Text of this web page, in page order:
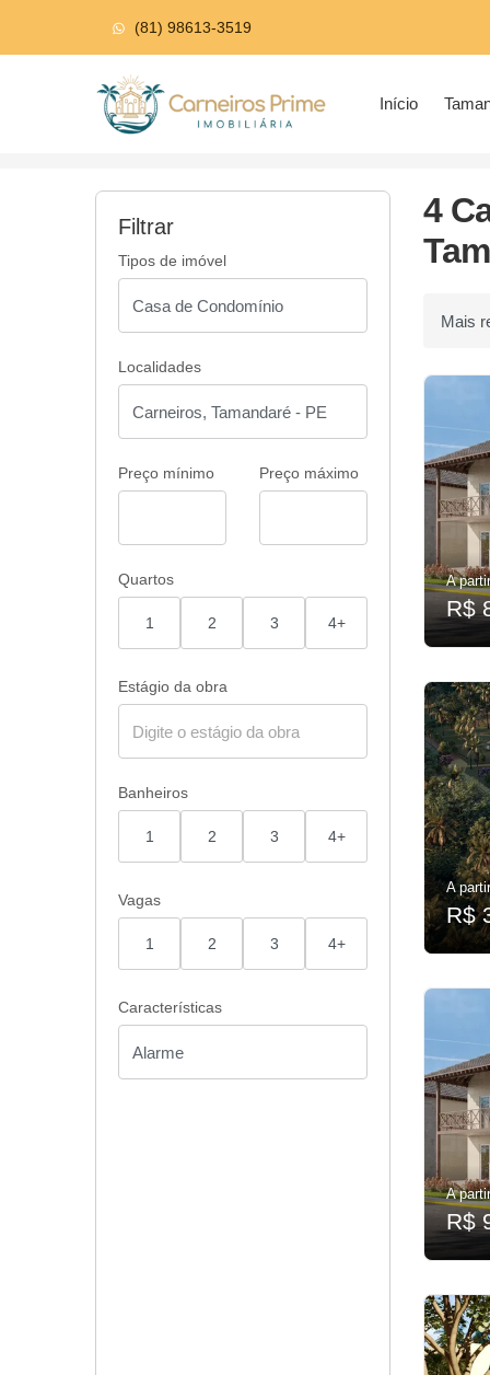
(81) 98613-3519
Página inicial
Início
Filtrar
Tipos de imóvel
Localidades
Preço mínimo Preço máximo
Quartos
1 2 3 4+
Estágio da obra
Banheiros
1 2 3 4+
Vagas
1 2 3 4+
Características
4
Ordenar
A
R$
A
R$
A
R$